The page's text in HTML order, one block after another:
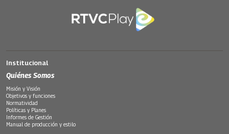
Institucional
Quiénes Somos
Misión y Visión
Objetivos y funciones
Normatividad
Políticas y Planes
Informes de Gestión
Manual de producción y estilo